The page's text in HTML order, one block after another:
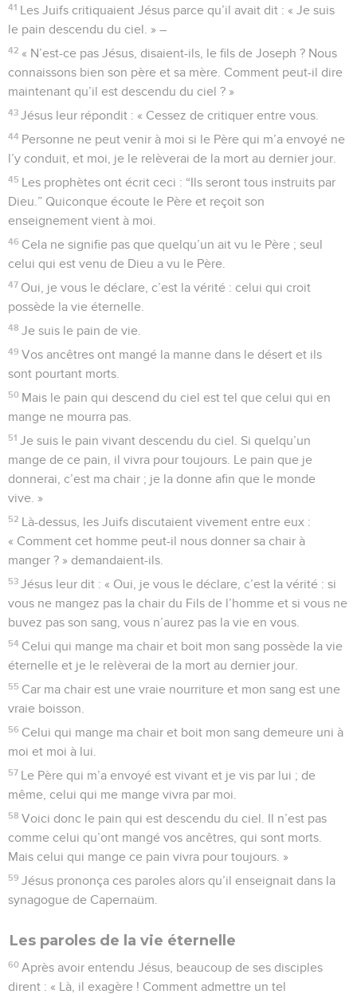
41 Les Juifs critiquaient Jésus parce qu’il avait dit : « Je suis
le pain descendu du ciel. » –
42 « N’est-ce pas Jésus, disaient-ils, le fils de Joseph ? Nous
connaissons bien son père et sa mère. Comment peut-il dire
maintenant qu’il est descendu du ciel ? »
43 Jésus leur répondit : « Cessez de critiquer entre vous.
44 Personne ne peut venir à moi si le Père qui m’a envoyé ne
l’y conduit, et moi, je le relèverai de la mort au dernier jour.
45 Les prophètes ont écrit ceci : “Ils seront tous instruits par
Dieu.” Quiconque écoute le Père et reçoit son
enseignement vient à moi.
46 Cela ne signifie pas que quelqu’un ait vu le Père ; seul
celui qui est venu de Dieu a vu le Père.
47 Oui, je vous le déclare, c’est la vérité : celui qui croit
possède la vie éternelle.
48 Je suis le pain de vie.
49 Vos ancêtres ont mangé la manne dans le désert et ils
sont pourtant morts.
50 Mais le pain qui descend du ciel est tel que celui qui en
mange ne mourra pas.
51 Je suis le pain vivant descendu du ciel. Si quelqu’un
mange de ce pain, il vivra pour toujours. Le pain que je
donnerai, c’est ma chair ; je la donne afin que le monde
vive. »
52 Là-dessus, les Juifs discutaient vivement entre eux :
« Comment cet homme peut-il nous donner sa chair à
manger ? » demandaient-ils.
53 Jésus leur dit : « Oui, je vous le déclare, c’est la vérité : si
vous ne mangez pas la chair du Fils de l’homme et si vous ne
buvez pas son sang, vous n’aurez pas la vie en vous.
54 Celui qui mange ma chair et boit mon sang possède la vie
éternelle et je le relèverai de la mort au dernier jour.
55 Car ma chair est une vraie nourriture et mon sang est une
vraie boisson.
56 Celui qui mange ma chair et boit mon sang demeure uni à
moi et moi à lui.
57 Le Père qui m’a envoyé est vivant et je vis par lui ; de
même, celui qui me mange vivra par moi.
58 Voici donc le pain qui est descendu du ciel. Il n’est pas
comme celui qu’ont mangé vos ancêtres, qui sont morts.
Mais celui qui mange ce pain vivra pour toujours. »
59 Jésus prononça ces paroles alors qu’il enseignait dans la
synagogue de Capernaüm.
Les paroles de la vie éternelle
60 Après avoir entendu Jésus, beaucoup de ses disciples
dirent : « Là, il exagère ! Comment admettre un tel